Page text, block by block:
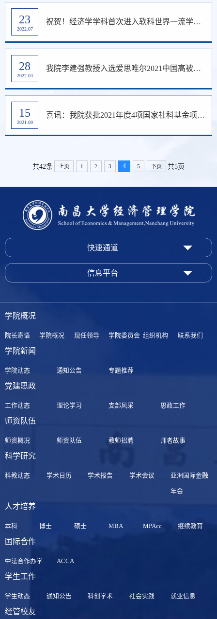
23
2022.07
祝贺！经济学学科首次进入软科世界一流学科榜单
28
2022.04
我院李建强教授入选爱思唯尔2021中国高被引学者榜单
15
2021.09
喜讯：我院获批2021年度4项国家社科基金项目和4项国家自然科学基金项目
共42条 上页 1 2 3 4 5 下页 共5页
快速通道
信息平台
学院概况
院长寄语 学院概况 现任领导 学院委员会 组织机构 联系我们
学院新闻
学院动态 通知公告 专题推荐
党建思政
工作动态 理论学习 支部风采 思政工作
师资队伍
师资概况 师资队伍 教师招聘 师者故事
科学研究
科教动态 学术日历 学术报告 学术会议 亚洲国际金融
年会
人才培养
本科 博士 硕士 MBA MPAcc 继续教育
国际合作
中法合作办学 ACCA
学生工作
学生动态 通知公告 科创学术 社会实践 就业信息
经管校友